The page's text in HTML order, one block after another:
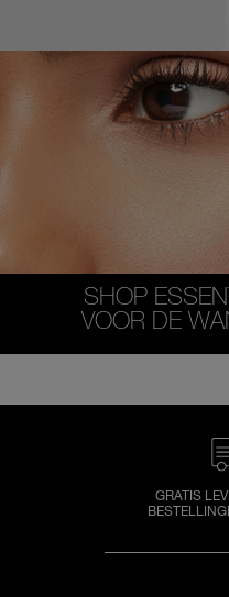
SHOP
VOOR DE
GRATIS